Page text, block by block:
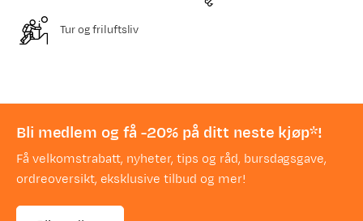
Tur og friluftsliv
Bli medlem og få -20% på ditt neste kjøp*!
Få velkomstrabatt, nyheter, tips og råd, bursdagsgave,
ordreoversikt, eksklusive tilbud og mer!